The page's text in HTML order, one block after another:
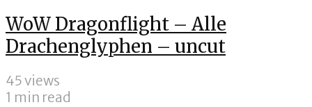
WoW Dragonflight – Alle
Drachenglyphen – uncut
45 views
1 min read